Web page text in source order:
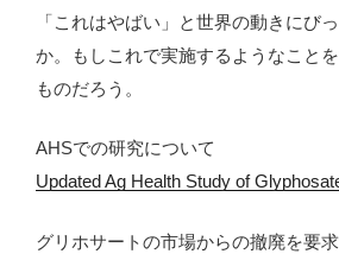
「これはやばい」と世界の動きにび
か。もしこれで実施するようなこと
ものだろう。
AHSでの研究について
Updated Ag Health Study of
グリホサートの市場からの撤廃を要